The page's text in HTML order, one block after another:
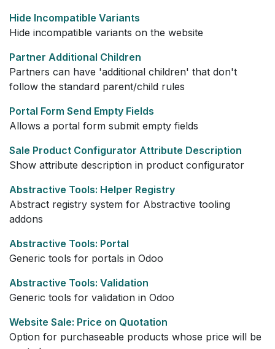
Hide Incompatible Variants
Hide incompatible variants on the website
Partner Additional Children
Partners can have 'additional children' that don't
follow the standard parent/child rules
Portal Form Send Empty Fields
Allows a portal form submit empty fields
Sale Product Configurator Attribute Description
Show attribute description in product configurator
Abstractive Tools: Helper Registry
Abstract registry system for Abstractive tooling
addons
Abstractive Tools: Portal
Generic tools for portals in Odoo
Abstractive Tools: Validation
Generic tools for validation in Odoo
Website Sale: Price on Quotation
Option for purchaseable products whose price will be